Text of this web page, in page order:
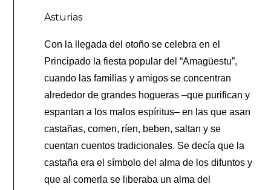
Asturias
Con la llegada del otoño se celebra en el
Principado la fiesta popular del “Amagüestu”,
cuando las familias y amigos se concentran
alrededor de grandes hogueras –que purifican y
espantan a los malos espíritus– en las que asan
castañas, comen, ríen, beben, saltan y se
cuentan cuentos tradicionales. Se decía que la
castaña era el símbolo del alma de los difuntos y
que al comerla se liberaba un alma del